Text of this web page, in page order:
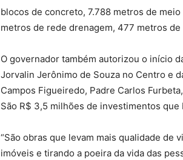
blocos de concreto, 7.788 metros de
metros de rede drenagem, 477 metros
O governador também autorizou o início
Jorvalin Jerônimo de Souza no Centro e
Campos Figueiredo, Padre Carlos
São R$ 3,5 milhões de investimentos
“São obras que levam mais qualidade de
imóveis e tirando a poeira da vida das